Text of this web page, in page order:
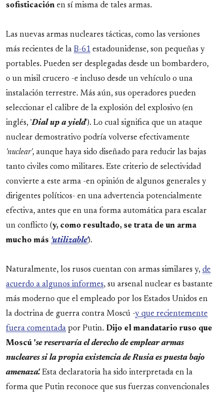
sofisticación en sí misma de tales armas.
Las nuevas armas nucleares tácticas, como las versiones
más recientes de la B-61 estadounidense, son pequeñas y
portables. Pueden ser desplegadas desde un bombardero,
o un misil crucero -e incluso desde un vehículo o una
instalación terrestre. Más aún, sus operadores pueden
seleccionar el calibre de la explosión del explosivo (en
inglés, 'Dial up a yield'). Lo cual significa que un ataque
nuclear demostrativo podría volverse efectivamente
'nuclear', aunque haya sido diseñado para reducir las bajas
tanto civiles como militares. Este criterio de selectividad
convierte a este arma -en opinión de algunos generales y
dirigentes políticos- en una advertencia potencialmente
efectiva, antes que en una forma automática para escalar
un conflicto (y, como resultado, se trata de un arma
mucho más 'utilizable').
Naturalmente, los rusos cuentan con armas similares y, de
acuerdo a algunos informes, su arsenal nuclear es bastante
más moderno que el empleado por los Estados Unidos en
la doctrina de guerra contra Moscú -y que recientemente
fuera comentada por Putin. Dijo el mandatario ruso que
Moscú 'se reservaría el derecho de emplear armas
nucleares si la propia existencia de Rusia es puesta bajo
amenaza'. Esta declaratoria ha sido interpretada en la
forma que Putin reconoce que sus fuerzas convencionales